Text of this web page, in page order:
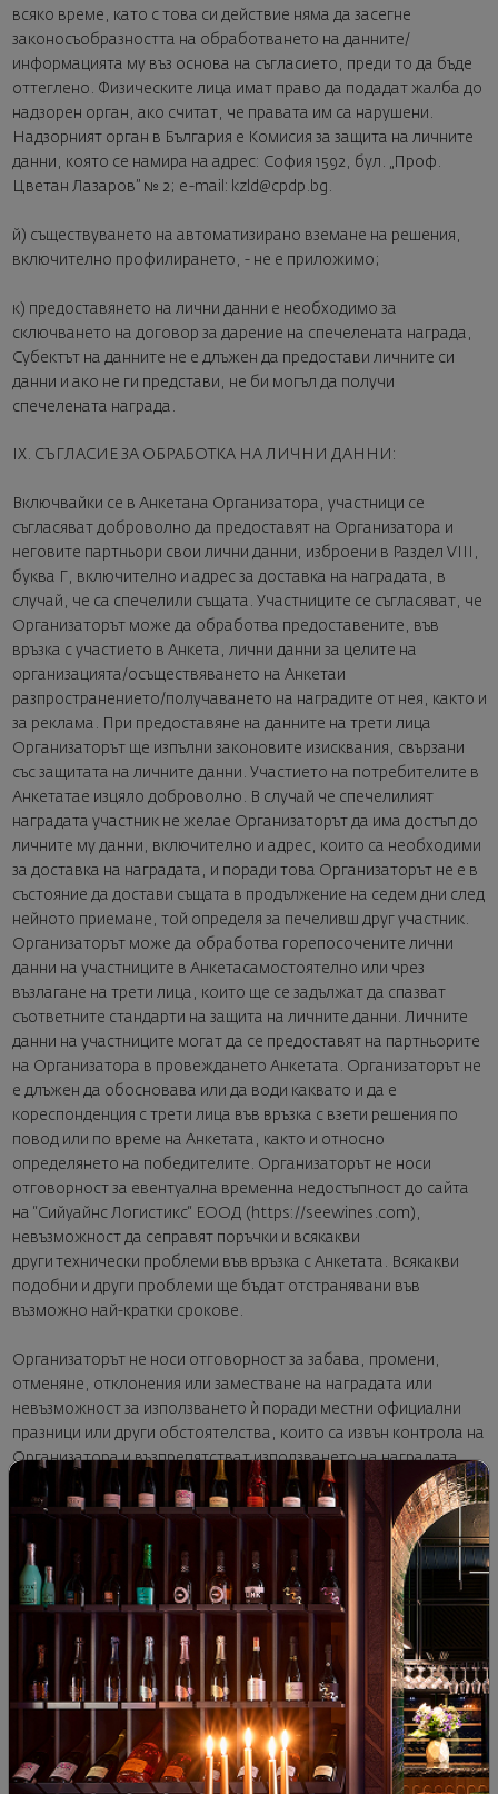
всяко време, като с това си действие няма да засегне
законосъобразността на обработването на данните/
информацията му въз основа на съгласието, преди то да бъде
оттеглено. Физическите лица имат право да подадат жалба до
надзорен орган, ако считат, че правата им са нарушени.
Надзорният орган в България е Комисия за защита на личните
данни, която се намира на адрес: София 1592, бул. „Проф.
Цветан Лазаров” № 2; e-mail: kzld@cpdp.bg.
й) съществуването на автоматизирано вземане на решения,
включително профилирането, - не е приложимо;
к) предоставянето на лични данни е необходимо за
сключването на договор за дарение на спечелената награда,
Субектът на данните не е длъжен да предостави личните си
данни и ако не ги представи, не би могъл да получи
спечелената награда.
IX. СЪГЛАСИЕ ЗА ОБРАБОТКА НА ЛИЧНИ ДАННИ:
Включвайки се в Анкетана Организатора, участници се
съгласяват доброволно да предоставят на Организатора и
неговите партньори свои лични данни, изброени в Раздел VIII,
буква Г, включително и адрес за доставка на наградата, в
случай, че са спечелили същата. Участниците се съгласяват, че
Организаторът може да обработва предоставените, във
връзка с участието в Анкета, лични данни за целите на
организацията/осъществяването на Анкетаи
разпространението/получаването на наградите от нея, както и
за реклама. При предоставяне на данните на трети лица
Организаторът ще изпълни законовите изисквания, свързани
със защитата на личните данни. Участието на потребителите в
Анкетатае изцяло доброволно. В случай че спечелилият
наградата участник не желае Организаторът да има достъп до
личните му данни, включително и адрес, които са необходими
за доставка на наградата, и поради това Организаторът не е в
състояние да достави същата в продължение на седем дни след
нейното приемане, той определя за печеливш друг участник.
Организаторът може да обработва горепосочените лични
данни на участниците в Анкетасамостоятелно или чрез
възлагане на трети лица, които ще се задължат да спазват
съответните стандарти на защита на личните данни. Личните
данни на участниците могат да се предоставят на партньорите
на Организатора в провеждането Анкетата. Организаторът не
е длъжен да обосновава или да води каквато и да е
кореспонденция с трети лица във връзка с взети решения по
повод или по време на Анкетата, както и относно
определянето на победителите. Организаторът не носи
отговорност за евентуална временна недостъпност до сайта
на “Сийуайнс Логистикс“ ЕООД (https://seewines.com),
невъзможност да сеправят поръчки и всякакви
други технически проблеми във връзка с Анкетата. Всякакви
подобни и други проблеми ще бъдат отстранявани във
възможно най-кратки срокове.
Организаторът не носи отговорност за забава, промени,
отменяне, отклонения или заместване на наградата или
невъзможност за използването ѝ поради местни официални
празници или други обстоятелства, които са извън контрола на
Организатора и възпрепятстват използването на наградата.
Също така, Организаторът не поема отговорност за щети и
повреди по време на транспортирането на наградите.
Организаторът не носи отговорност за прекратяване на
Анкетатаили за недоставени награди поради форсмажорни
обстоятелства.
X. ПРЕКРАТЯВАНЕ НА АНКЕТАТА:
Организаторът има право да прекрати Анкетата по всяко
време, обявявайки това в съответствие с настоящите
Правила, в случай че констатира злоупотреба или масово
нарушаване на Правилата, при възникване на форсмажорни
обстоятелства или по други обективни причини. Ще бъдат